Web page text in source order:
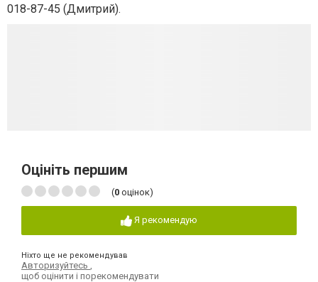
018-87-45 (Дмитрий).
Оцініть першим
(0 оцінок)
Я рекомендую
Ніхто ще не рекомендував
Авторизуйтесь
щоб оцінити і порекомендувати